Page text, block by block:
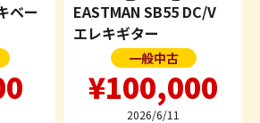
ベー
EASTMAN SB55 DC/V
エレキギター
一般中古
¥100,000
2026/6/11